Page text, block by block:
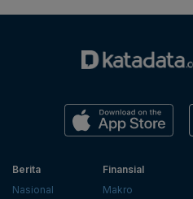
Berita
Nasional
Finansial
Makro